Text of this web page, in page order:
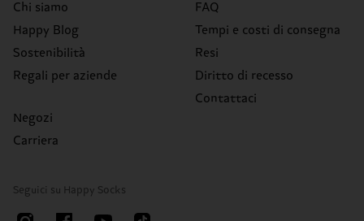
Chi siamo
Happy Blog
Sostenibilità
Regali per aziende
Negozi
Carriera
FAQ
Tempi e costi di consegna
Resi
Diritto di recesso
Contattaci
Seguici su Happy Socks